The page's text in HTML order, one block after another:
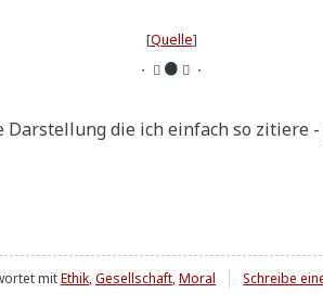
[Quel­le]
・ 
 ・
Dar­stel­lung die ich ein­fach so zitie­re
mitEthik,Gesellschaft,Moral Schreibe